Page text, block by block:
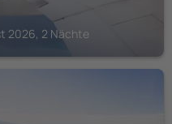
2026, 2 Nächte